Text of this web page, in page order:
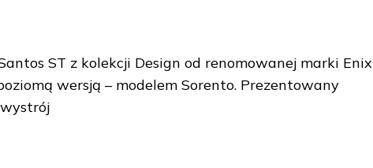
ST z kolekcji Design od renomowanej marki Enix
wersją – modelem Sorento. Prezentowany